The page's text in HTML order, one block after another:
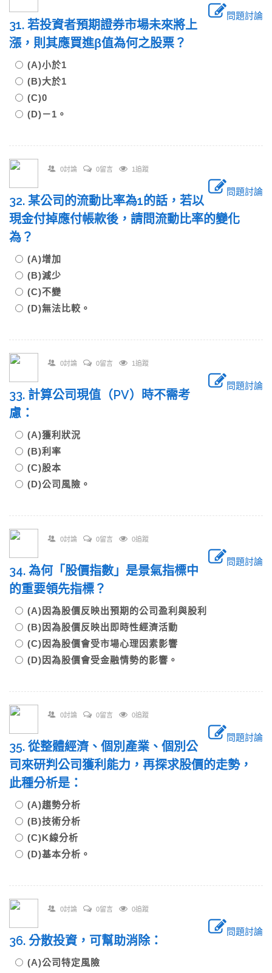
問題討論
31. 若投資者預期證券市場未來將上
漲，則其應買進β值為何之股票？
(A)小於1
(B)大於1
(C)0
(D)－1。
0討論 0留言 1追蹤
問題討論
32. 某公司的流動比率為1的話，若以
現金付掉應付帳款後，請問流動比率的變化
為？
(A)增加
(B)減少
(C)不變
(D)無法比較。
0討論 0留言 1追蹤
問題討論
33. 計算公司現值（PV）時不需考
慮：
(A)獲利狀況
(B)利率
(C)股本
(D)公司風險。
0討論 0留言 0追蹤
問題討論
34. 為何「股價指數」是景氣指標中
的重要領先指標？
(A)因為股價反映出預期的公司盈利與股利
(B)因為股價反映出即時性經濟活動
(C)因為股價會受市場心理因素影響
(D)因為股價會受金融情勢的影響。
0討論 0留言 0追蹤
問題討論
35. 從整體經濟、個別產業、個別公
司來研判公司獲利能力，再探求股價的走勢，
此種分析是：
(A)趨勢分析
(B)技術分析
(C)K線分析
(D)基本分析。
0討論 0留言 0追蹤
問題討論
36. 分散投資，可幫助消除：
(A)公司特定風險